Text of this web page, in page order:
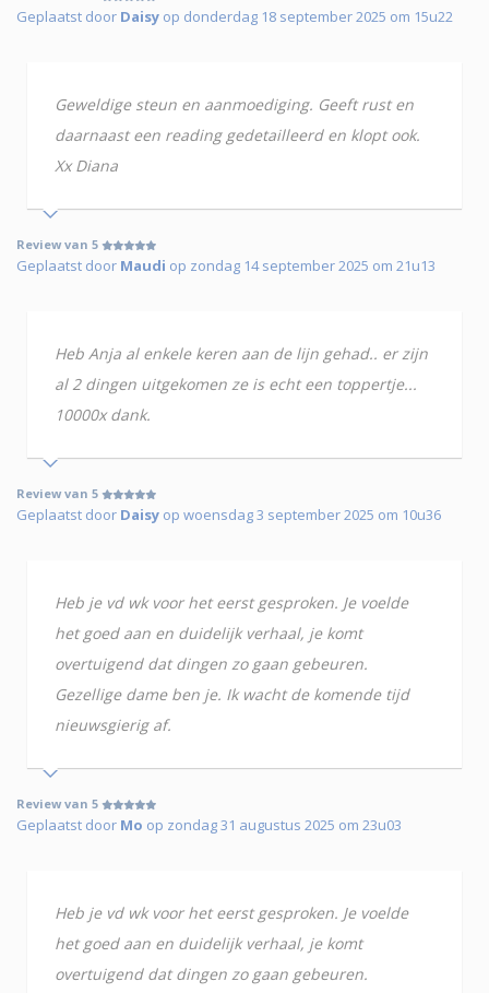
Geplaatst door Daisy op donderdag 18 september 2025 om 15u22
Geweldige steun en aanmoediging. Geeft rust en
daarnaast een reading gedetailleerd en klopt ook.
Xx Diana
Review van 5
Geplaatst door Maudi op zondag 14 september 2025 om 21u13
Heb Anja al enkele keren aan de lijn gehad.. er zijn
al 2 dingen uitgekomen ze is echt een toppertje...
10000x dank.
Review van 5
Geplaatst door Daisy op woensdag 3 september 2025 om 10u36
Heb je vd wk voor het eerst gesproken. Je voelde
het goed aan en duidelijk verhaal, je komt
overtuigend dat dingen zo gaan gebeuren.
Gezellige dame ben je. Ik wacht de komende tijd
nieuwsgierig af.
Review van 5
Geplaatst door Mo op zondag 31 augustus 2025 om 23u03
Heb je vd wk voor het eerst gesproken. Je voelde
het goed aan en duidelijk verhaal, je komt
overtuigend dat dingen zo gaan gebeuren.